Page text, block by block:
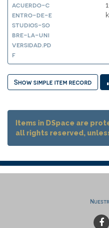
acuerdo-c
entro-de-e
studios-so
bre-la-uni
versidad.pd
f
Show simple item record
Items in DSpace are
all rights reserved,